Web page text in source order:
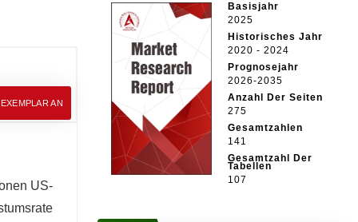
AN
US-
Basisjahr
2025
Historisches Jahr
2020 - 2024
Prognosejahr
2026-2035
Anzahl Der Seiten
275
Gesamtzahlen
141
Gesamtzahl Der
Tabellen
107